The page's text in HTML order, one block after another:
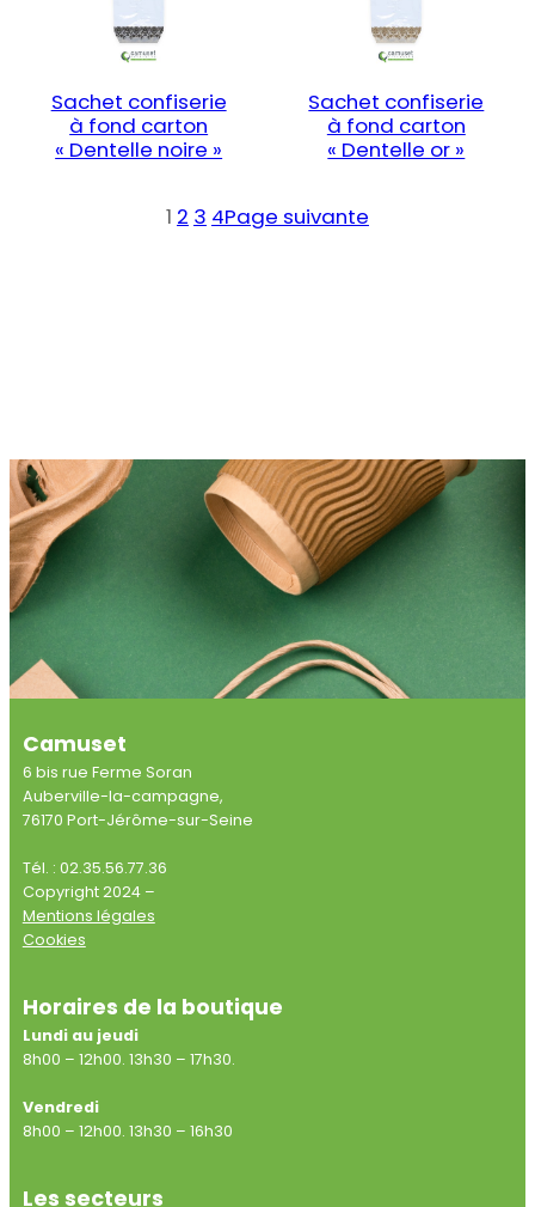
Sachet confiserie
à fond carton
« Dentelle noire »
Sachet confiserie
à fond carton
« Dentelle or »
1 2 3 4Page suivante
Camuset
6 bis rue Ferme Soran
Auberville-la-campagne,
76170 Port-Jérôme-sur-Seine
Tél. : 02.35.56.77.36
Copyright 2024 –
Mentions légales
Cookies
Horaires de la boutique
Lundi au jeudi
8h00 – 12h00. 13h30 – 17h30.
Vendredi
8h00 – 12h00. 13h30 – 16h30
Les secteurs